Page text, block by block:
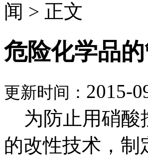
闻 > 正文
危险化学品
更新时间： 2015-
为防止用硝酸
的改性技术，制